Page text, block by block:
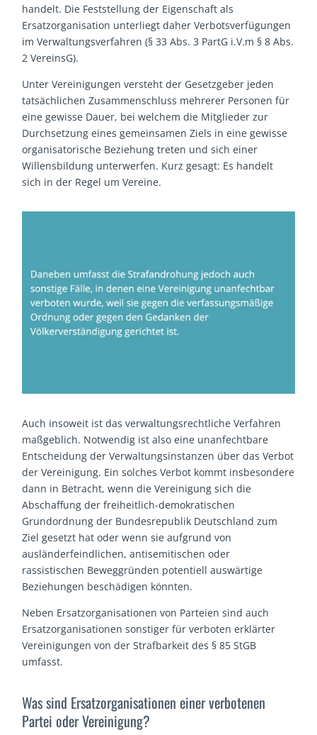
handelt. Die Feststellung der Eigenschaft als
Ersatzorganisation unterliegt daher Verbotsverfügungen
im Verwaltungsverfahren (§ 33 Abs. 3 PartG i.V.m § 8 Abs.
2 VereinsG).
Unter Vereinigungen versteht der Gesetzgeber jeden
tatsächlichen Zusammenschluss mehrerer Personen für
eine gewisse Dauer, bei welchem die Mitglieder zur
Durchsetzung eines gemeinsamen Ziels in eine gewisse
organisatorische Beziehung treten und sich einer
Willensbildung unterwerfen. Kurz gesagt: Es handelt
sich in der Regel um Vereine.
Auch insoweit ist das verwaltungsrechtliche Verfahren
maßgeblich. Notwendig ist also eine unanfechtbare
Entscheidung der Verwaltungsinstanzen über das Verbot
der Vereinigung. Ein solches Verbot kommt insbesondere
dann in Betracht, wenn die Vereinigung sich die
Abschaffung der freiheitlich-demokratischen
Grundordnung der Bundesrepublik Deutschland zum
Ziel gesetzt hat oder wenn sie aufgrund von
ausländerfeindlichen, antisemitischen oder
rassistischen Beweggründen potentiell auswärtige
Beziehungen beschädigen könnten.
Neben Ersatzorganisationen von Parteien sind auch
Ersatzorganisationen sonstiger für verboten erklärter
Vereinigungen von der Strafbarkeit des § 85 StGB
umfasst.
Was sind Ersatzorganisationen einer verbotenen
Partei oder Vereinigung?